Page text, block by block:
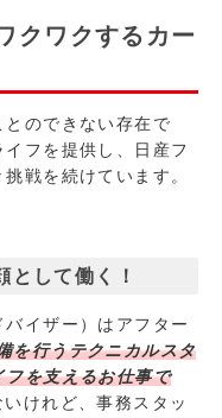
クワクするカー
のできない存在で
フを提供し、日産フ
戦を続けています。
として働く！
イザー）はアフター
を行うテクニカルスタ
を支えるお仕事で
けれど、事務スタッ